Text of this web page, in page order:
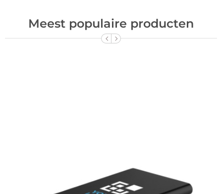
Meest populaire producten